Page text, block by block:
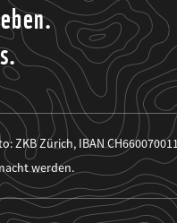
ZKB Zürich, IBAN
werden.